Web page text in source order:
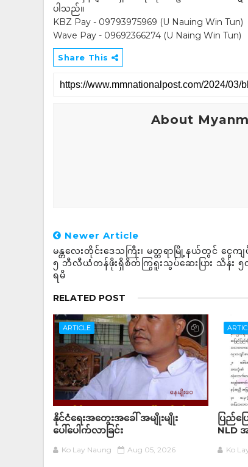
ပါသည်။
KBZ Pay - 09793975969 (U Nauing Win Tun)
Wave Pay - 09692366274 (U Naing Win Tun)
Share This
About
Newer Article
မန္တလေးတိုင်းဒေသကြီး၊ မတ္တရာမြို့နယ်တွင် ငွေက
၅ ဘီလီယံတန်ဖိုးရှိစိတ်ကြွရူးသွပ်ဆေးပြား သိန်း ၅
ရမိ
RELATED POST
ARTICLE
နိုင်ငံရေးအတွေးအခေါ် အမျိုးမျိုး
ပေါ်ပေါက်လာခြင်း
Ko Lay Naung Aug 05, 2026
ပြည်ပ
NLD
Ko